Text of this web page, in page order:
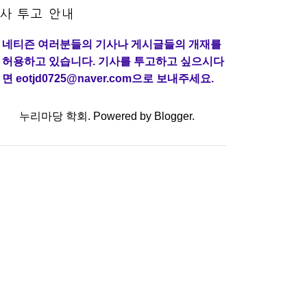
투고 안내
네티즌 여러분들의 기사나 게시글들의 개재를
허용하고 있습니다. 기사를 투고하고 싶으시다
면 eotjd0725@naver.com으로 보내주세요.
누리마당 학회. Powered by Blogger.